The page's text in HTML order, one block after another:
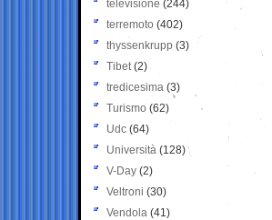
televisione(244)
terremoto (402)
thyssenkrupp (3)
Tibet(2)
tredicesima (3)
Turismo (62)
Udc (64)
Università (128)
V-Day (2)
Veltroni (30)
Vendola (41)